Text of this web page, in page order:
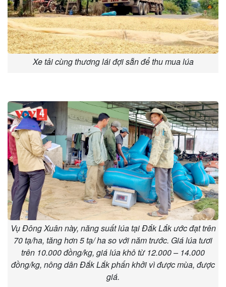
Xe tải cùng thương lái đợi sẵn để thu mua lúa
Vụ Đông Xuân này, năng suất lúa tại Đắk Lắk ước đạt trên
70 tạ/ha, tăng hơn 5 tạ/ ha so với năm trước. Giá lúa tươi
trên 10.000 đồng/kg, giá lúa khô từ 12.000 – 14.000
đồng/kg, nông dân Đắk Lắk phấn khởi vì được mùa, được
giá.